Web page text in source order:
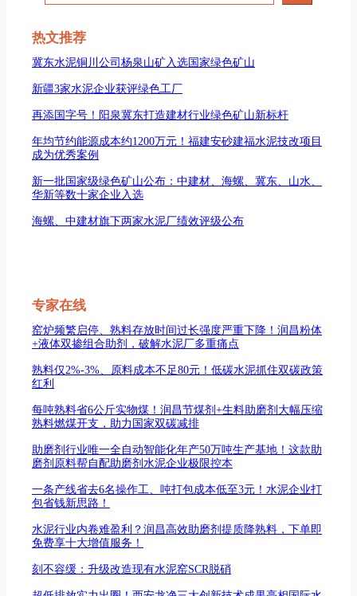
索
热文推荐
冀东水泥铜川公司杨泉山矿入选国家绿色矿山
新疆3家水泥企业获评绿色工厂
再添国字号！阳泉冀东打造建材行业绿色矿山新标杆
年均节约能源成本约1200万元！福建安砂建福水泥技改项目
成为优秀案例
新一批国家级绿色矿山公布：中建材、海螺、冀东、山水、
华新等数十家企业入选
海螺、中建材旗下两家水泥厂绩效评级公布
专家在线
窑炉频繁启停、熟料存放时间过长强度严重下降！润昌粉体
+液体双掺组合助剂，破解水泥厂多重痛点
熟料仅2%-3%、原料成本不足80元！低碳水泥抓住双碳政策
红利
每吨熟料省6公斤实物煤！润昌节煤剂+生料助磨剂大幅压缩
熟料燃煤开支，助力国家双碳减排
助磨剂行业唯一全自动智能化年产50万吨生产基地！这款助
磨剂原料帮自配助磨剂水泥企业极限控本
一条产线省去6名操作工、吨打包成本低至3元！水泥企业打
包省钱新思路！
水泥行业内卷难盈利？润昌高效助磨剂提质降熟料，下单即
免费享十大增值服务！
刻不容缓：升级改造现有水泥窑SCR脱硝